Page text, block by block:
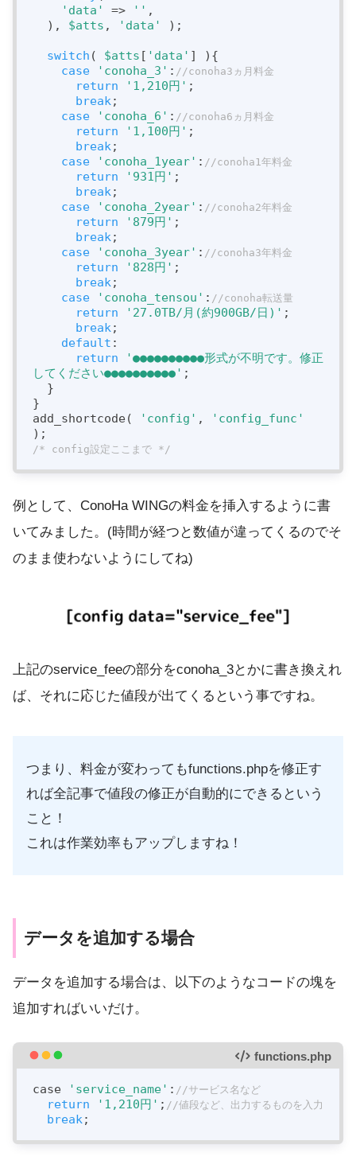
'data'
=> '' ,
  ),
$atts , 'data' );
switch ( $atts [ 'data' ] ){
case
'conoha_3' : //conoha3ヵ月料金
return '1,210円' ;
break;
case
'conoha_6' : //conoha6ヵ月料金
return '1,100円' ;
break;
case
'conoha_1year' : //conoha1年料金
return '931円' ;
break;
case
'conoha_2year' : //conoha2年料金
return '879円' ;
break;
case
'conoha_3year' : //conoha3年料金
return '828円' ;
break;
case
'conoha_tensou' : //conoha転送量
return '27.0TB/月(約900GB/日)' ;
break;
default :
return
'●●●●●●●●●●形式が不明です。修正
してください●●●●●●●●●●' ;
}
add_shortcode(
'config' ,
'config_func'
/* config設定ここまで */
例として、ConoHa WINGの料金を挿入するように書
いてみました。(時間が経つと数値が違ってくるのでそ
のまま使わないようにしてね)
上記のservice_feeの部分をconoha_3とかに書き換えれ
ば、それに応じた値段が出てくるという事ですね。
つまり、料金が変わってもfunctions.phpを修正す
れば全記事で値段の修正が自動的にできるという
こと！
これは作業効率もアップしますね！
データを追加する場合
データを追加する場合は、以下のようなコードの塊を
追加すればいいだけ。
functions.php
case 'service_name' : //サービス名など
return '1,210円' ; //値段など、出力するものを入力
break ;